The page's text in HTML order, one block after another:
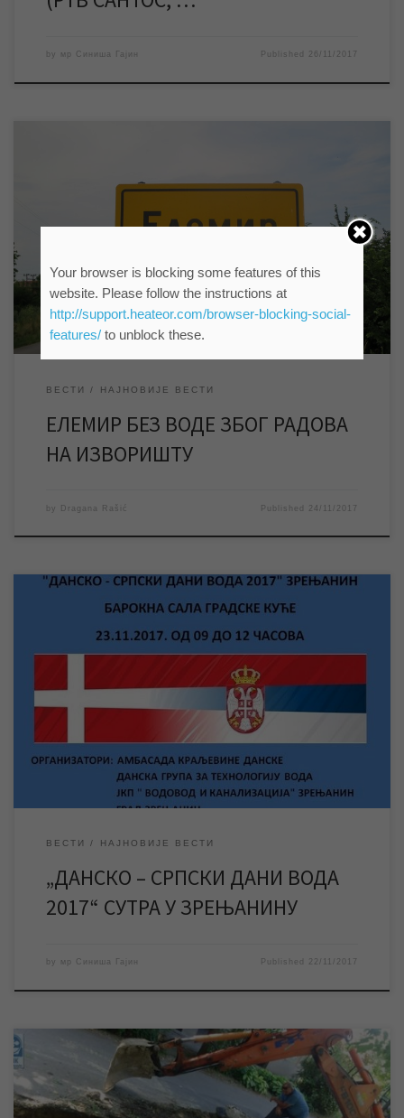
by мр Синиша Гајин Published 26/11/2017
Данас 24.11.2017. године ЈКП „Водовод и канализација“
изводиће радове на замени главног затварача на изворишту у
насељеном месту Елемир. Планирано је да поменути радови
прекида водоснабдевања у целом насељеном месту. Одмах по
завршетку радова на […]
ВЕСТИ НАЈНОВИЈЕ ВЕСТИ
ЕЛЕМИР БЕЗ ВОДЕ ЗБОГ РАДОВА
НА ИЗВОРИШТУ
by Dragana Rašić Published 24/11/2017
У години када се обележава стогодишњица дипломатских
односа Данске и Србије, наш град ће бити домаћин великог и
значајног привредног скупа „ДАНСКО – СРПСКИ ДАНИ ВОДА
2017“ које заједнички организују Амбасада Краљевине Данске
и Данска група за технологију вода, а под покровитељством
ЈКП „Водовод и канализација“ Зрењанин и Града Зрењанина.
[…]
ВЕСТИ НАЈНОВИЈЕ ВЕСТИ
„ДАНСКО – СРПСКИ ДАНИ ВОДА
2017“ СУТРА У ЗРЕЊАНИНУ
by мр Синиша Гајин Published 22/11/2017
Због радова на уличној водоводној мрежи насељу Ружа
Шулман ће данас 21.11.2017. у 8,30 часова бити прекинуто
Your browser is blocking some features of this
website. Please follow the instructions at
http://support.heateor.com/browser-blocking-social-
features/to unblock these.